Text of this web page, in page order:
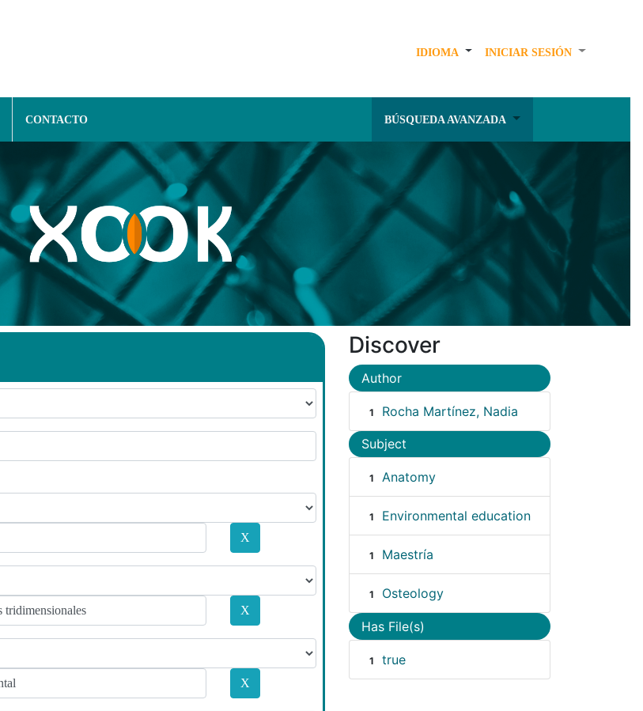
IDIOMA INICIAR SESIÓN
CONTACTO BÚSQUEDA AVANZADA
Discover
Author
1 Rocha Martínez, Nadia
Subject
1 Anatomy
1 Environmental education
1 Maestría
1 Osteology
Has File(s)
1 true